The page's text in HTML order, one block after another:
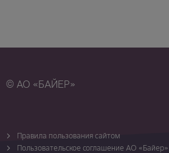
© АО «БАЙЕР»
Правила пользования сайтом
Пользовательское соглашение АО «Байер»